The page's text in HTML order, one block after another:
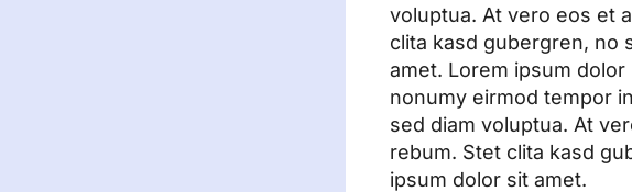
voluptua. At vero eos et
clita kasd gubergren, no
amet. Lorem ipsum
nonumy eirmod tempor
sed diam voluptua. At
rebum. Stet clita kasd
ipsum dolor sit amet.